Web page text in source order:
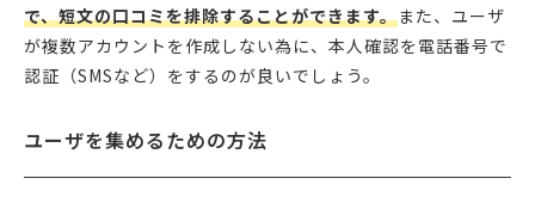
で、短文の口コミを排除することができます。また、ユーザ
が複数アカウントを作成しない為に、本人確認を電話番号で
認証（SMSなど）をするのが良いでしょう。
ユーザを集めるための方法